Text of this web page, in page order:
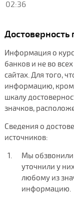
02:36
Информация о
банков и не во
сайтах. Для того,
информацию,
шкалу
значков,
Сведения о
источников:
Мы обзвонили
уточнили у
любому из
информацию.